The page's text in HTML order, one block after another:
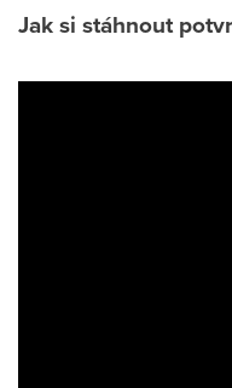
Jak si stáhnout